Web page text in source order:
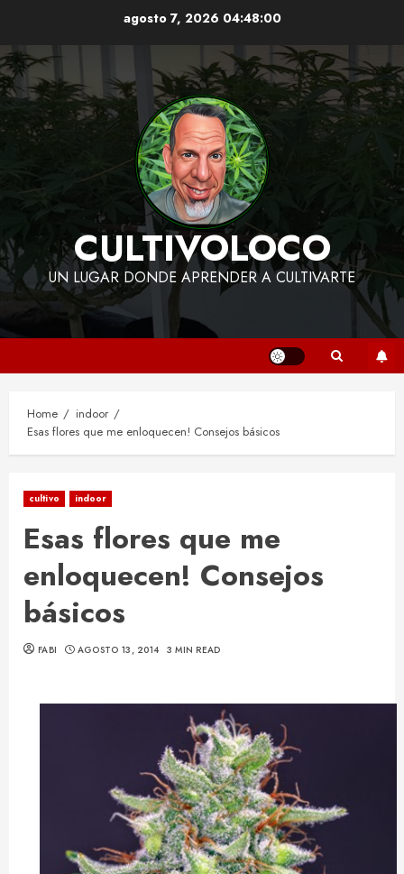
content
agosto 7, 2026 04:48:01
CULTIVOLOCO
UN LUGAR DONDE APRENDER A CULTIVARTE
Home
indoor
Esas flores que me enloquecen! Consejos básicos
cultivo indoor
Esas flores que me
enloquecen! Consejos
básicos
FABI AGOSTO 13, 2014 3 MIN READ